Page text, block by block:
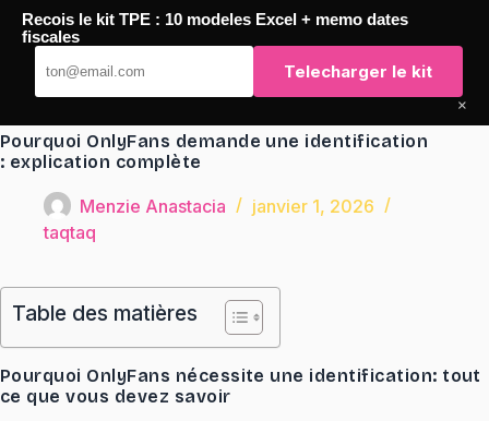
Passer
contenu
TaqTaq
Pourquoi OnlyFans demande une identification
: explication complète
Menzie Anastacia
janvier 1, 2026
taqtaq
Table des matières
Pourquoi OnlyFans nécessite une identification: tout
ce que vous devez savoir
Recois le kit TPE : 10 modeles Excel + memo dates
fiscales
Telecharger le kit
×